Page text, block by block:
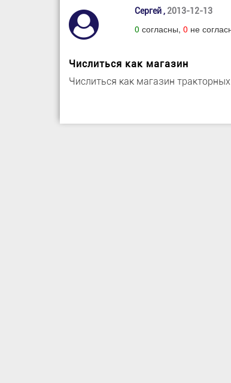
Сергей , 2013-12-13
0 согласны, 0 не
Числиться как магазин
Числиться как магазин